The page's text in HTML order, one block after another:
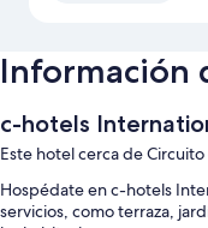
Información
c-hotels
Este hotel cerca de
Hospédate en c-hotels
servicios, como terraza,